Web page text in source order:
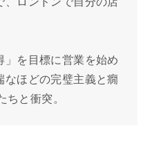
」を目標に営業を始め
なほどの完璧主義と癇
ちと衝突。